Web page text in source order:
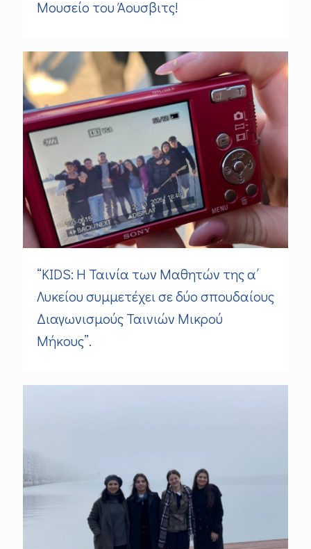
Μουσείο του Άουσβιτς!
“KIDS: Η Ταινία των Μαθητών της α΄
Λυκείου συμμετέχει σε δύο σπουδαίους
Διαγωνισμούς Ταινιών Μικρού
Μήκους”.